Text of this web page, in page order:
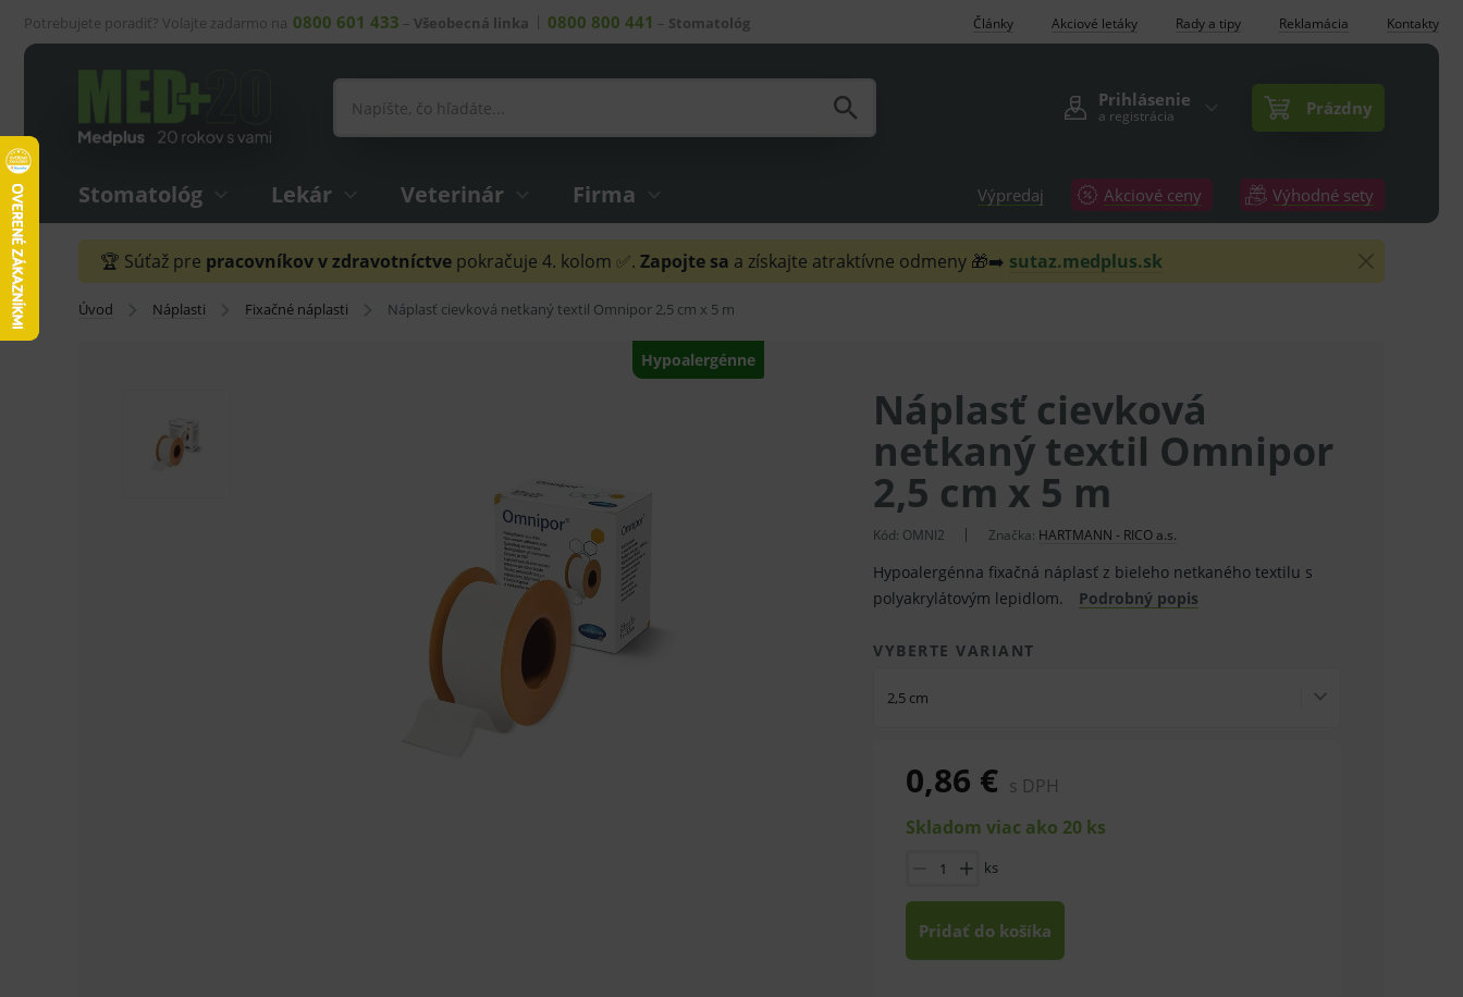
Potrebujete poradiť? Volajte zadarmo na 0800 601 433 – Všeobecná linka 0800 800 441 – Stomatológ Články Akciové letáky Rady a tipy Reklamácia Kontakty
Prihlásenie
a registrácia Prázdny
Stomatológ Lekár Veterinár Firma Výpredaj Akciové ceny Výhodné sety
🏆 Súťaž pre pracovníkov v zdravotníctve pokračuje 4. kolom ✅. Zapojte sa a získajte atraktívne odmeny 🎁➡️ sutaz.medplus.sk
Úvod Náplasti Fixačné náplasti Náplasť cievková netkaný textil Omnipor 2,5 cm x 5 m
Hypoalergénne
Náplasť cievková
netkaný textil Omnipor
2,5 cm x 5 m
Kód: OMNI2 Značka: HARTMANN - RICO a.s.
Hypoalergénna fixačná náplasť z bieleho netkaného textilu s
polyakrylátovým lepidlom.
Podrobný popis
VYBERTE VARIANT
2,5 cm
0,86 € s DPH
Skladom viac ako 20 ks
ks
Pridať do košíka